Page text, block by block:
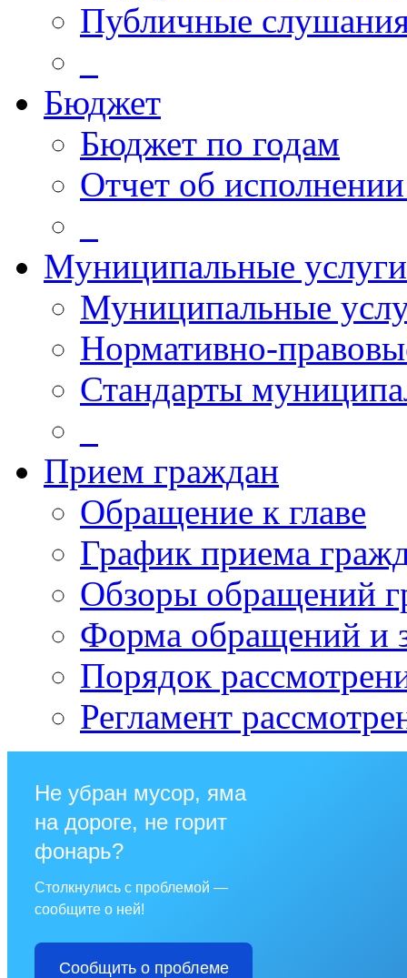
Публичные
Бюджет
Бюджет по годам
Отчет об
Муниципальные услуги
Муниципальные
Нормативно-
Стандарты
Прием граждан
Обращение к главе
График приема
Обзоры обращений
Форма обращений и
Порядок
Регламент
Не убран мусор, яма
на дороге, не горит
фонарь?
Столкнулись с проблемой —
сообщите о ней!
Сообщить о проблеме